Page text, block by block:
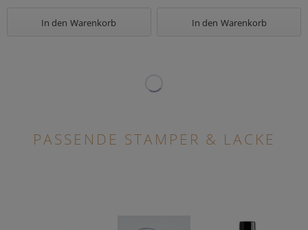
In den Warenkorb In den Warenkorb
PASSENDE STAMPER & LACKE